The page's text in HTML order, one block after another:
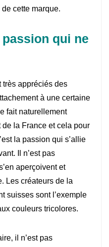
cette marque.
qui ne
très appréciés des
à une certaine
fait naturellement
de la France et cela pour
la passion qui s’allie
Il n’est pas
aperçoivent et
Les créateurs de la
suisses sont l’exemple
couleurs tricolores.
il n’est pas